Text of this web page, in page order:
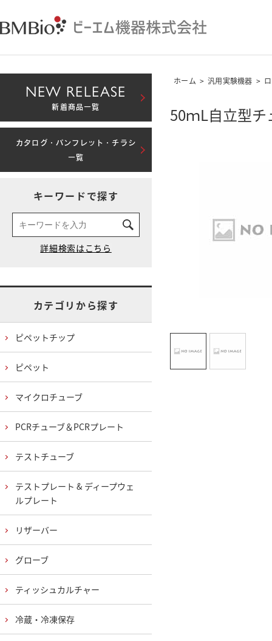
ホーム > 汎用実験機器 >
50ｍL自立型
NEW RELEASE
新着商品一覧
カタログ・パンフレット・チラシ
一覧
キーワードで探す
カテゴリから探す
ピペットチップ
ピペット
マイクロチューブ
PCRチューブ＆PCRプレート
テストチューブ
テストプレート & ディープウェ
ルプレート
リザーバー
グローブ
ティッシュカルチャー
冷蔵・冷凍保存